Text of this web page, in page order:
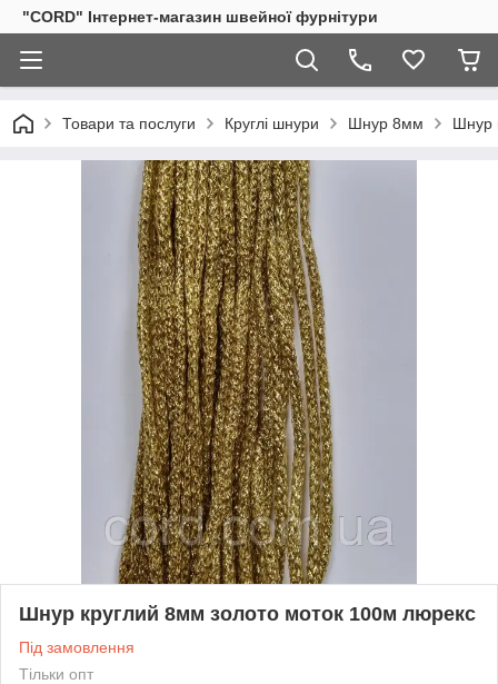
"CORD" Інтернет-магазин швейної фурнітури
Товари та послуги Круглі шнури Шнур 8мм Шнур
Шнур круглий 8мм золото моток 100м люрекс
Під замовлення
Тільки опт